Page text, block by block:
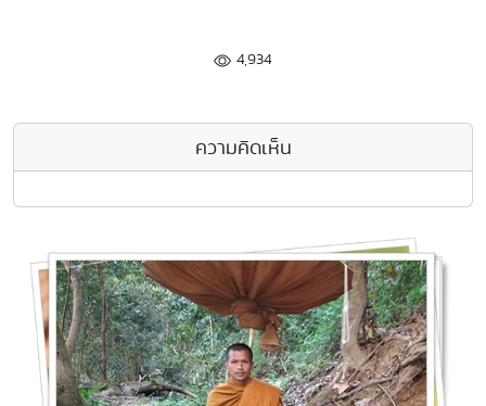
4,934
ความคิดเห็น